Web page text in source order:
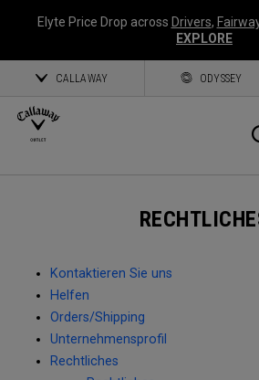
Elyte Price Drop across Drivers,
EXPLORE
CALLAWAY ODYSSEY
Kontaktieren Sie uns
Helfen
Orders/Shipping
Unternehmensprofil
Rechtliches